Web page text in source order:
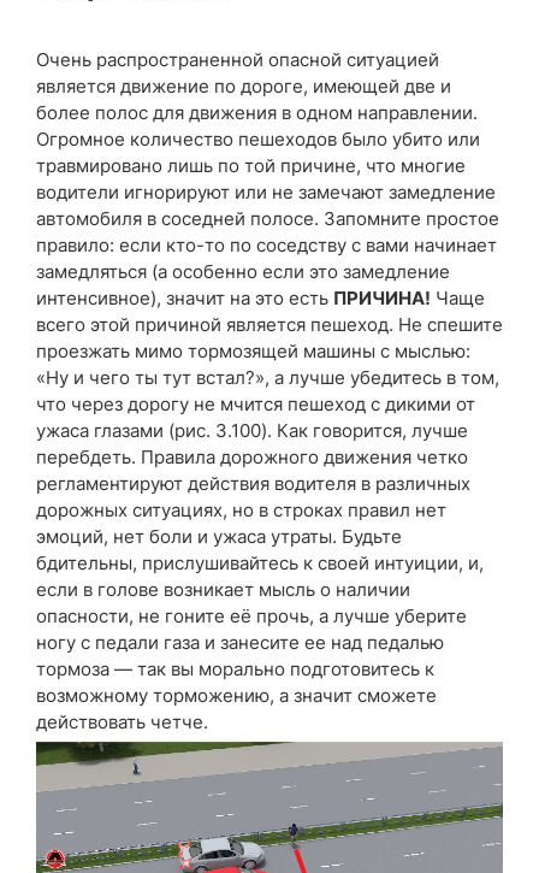
Очень распространенной опасной ситуацией
является движение по дороге, имеющей две и
более полос для движения в одном направлении.
Огромное количество пешеходов было убито или
травмировано лишь по той причине, что многие
водители игнорируют или не замечают замедление
автомобиля в соседней полосе. Запомните простое
правило: если кто-то по соседству с вами начинает
замедляться (а особенно если это замедление
интенсивное), значит на это есть ПРИЧИНА! Чаще
всего этой причиной является пешеход. Не спешите
проезжать мимо тормозящей машины с мыслью:
«Ну и чего ты тут встал?», а лучше убедитесь в том,
что через дорогу не мчится пешеход с дикими от
ужаса глазами (рис. 3.100). Как говорится, лучше
перебдеть. Правила дорожного движения четко
регламентируют действия водителя в различных
дорожных ситуациях, но в строках правил нет
эмоций, нет боли и ужаса утраты. Будьте
бдительны, прислушивайтесь к своей интуиции, и,
если в голове возникает мысль о наличии
опасности, не гоните её прочь, а лучше уберите
ногу с педали газа и занесите ее над педалью
тормоза — так вы морально подготовитесь к
возможному торможению, а значит сможете
действовать четче.